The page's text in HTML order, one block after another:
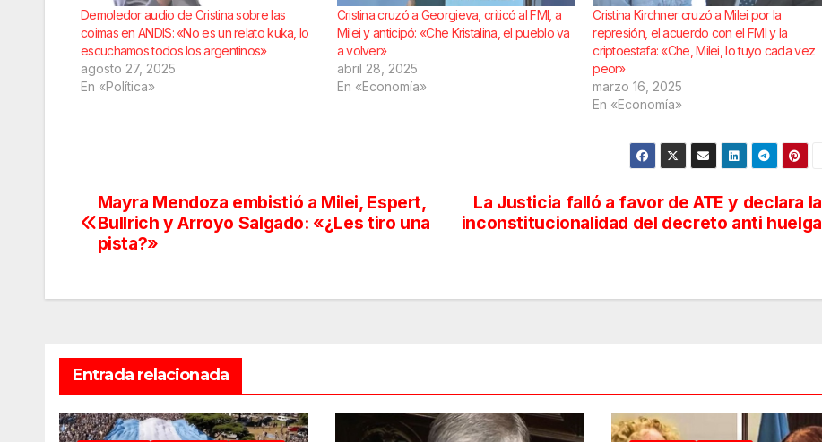
Demoledor audio de Cristina sobre las
coimas en ANDIS: «No es un relato kuka, lo
escuchamos todos los argentinos»
agosto 27, 2025
En «Política»
Cristina cruzó a Georgieva, criticó al FMI, a
Milei y anticipó: «Che Kristalina, el pueblo va
a volver»
abril 28, 2025
En «Economía»
Cristina Kirchner cruzó a Milei por la
represión, el acuerdo con el FMI y la
criptoestafa: «Che, Milei, lo tuyo cada vez
peor»
marzo 16, 2025
En «Economía»
Navegación
de
La Justicia falló a favor de ATE y declara la
inconstitucionalidad del decreto anti huelga
Mayra Mendoza embistió a Milei, Espert,
Bullrich y Arroyo Salgado: «¿Les tiro una
pista?»
Entrada relacionada